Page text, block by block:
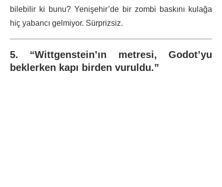
bilebilir ki bunu? Yenişehir’de bir zombi baskını kulağa
hiç yabancı gelmiyor. Sürprizsiz.
5. “Wittgenstein’ın metresi, Godot’yu
beklerken kapı birden vuruldu.”